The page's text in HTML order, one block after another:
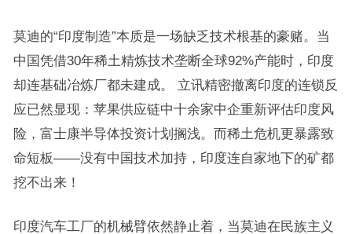
莫迪的“印度制造”本质是一场缺乏技术根基的豪赌。当
中国凭借30年稀土精炼技术垄断全球92%产能时，印度
却连基础冶炼厂都未建成。 立讯精密撤离印度的连锁反
应已然显现：苹果供应链中十余家中企重新评估印度风
险，富士康半导体投资计划搁浅。而稀土危机更暴露致
命短板——没有中国技术加持，印度连自家地下的矿都
挖不出来！
印度汽车工厂的机械臂依然静止着，当莫迪在民族主义